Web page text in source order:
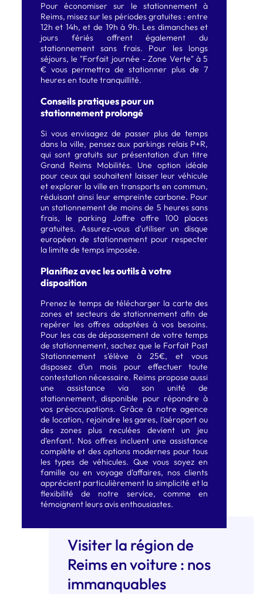
Pour économiser sur le stationnement à
Reims, misez sur les périodes gratuites : entre
12h et 14h, et de 19h à 9h. Les dimanches et
jours fériés offrent également du
stationnement sans frais. Pour les longs
séjours, le "Forfait journée - Zone Verte" à 5
€ vous permettra de stationner plus de 7
heures en toute tranquillité.
Conseils pratiques pour un
stationnement prolongé
Si vous envisagez de passer plus de temps
dans la ville, pensez aux parkings relais P+R,
qui sont gratuits sur présentation d'un titre
Grand Reims Mobilités. Une option idéale
pour ceux qui souhaitent laisser leur véhicule
et explorer la ville en transports en commun,
réduisant ainsi leur empreinte carbone. Pour
un stationnement de moins de 5 heures sans
frais, le parking Joffre offre 100 places
gratuites. Assurez-vous d'utiliser un disque
européen de stationnement pour respecter
la limite de temps imposée.
Planifiez avec les outils à votre
disposition
Prenez le temps de télécharger la carte des
zones et secteurs de stationnement afin de
repérer les offres adaptées à vos besoins.
Pour les cas de dépassement de votre temps
de stationnement, sachez que le Forfait Post
Stationnement s’élève à 25€, et vous
disposez d’un mois pour effectuer toute
contestation nécessaire. Reims propose aussi
une assistance via son unité de
stationnement, disponible pour répondre à
vos préoccupations. Grâce à notre agence
de location, rejoindre les gares, l’aéroport ou
des zones plus reculées devient un jeu
d’enfant. Nos offres incluent une assistance
complète et des options modernes pour tous
les types de véhicules. Que vous soyez en
famille ou en voyage d’affaires, nos clients
apprécient particulièrement la simplicité et la
flexibilité de notre service, comme en
témoignent leurs avis enthousiastes.
Visiter la région de
Reims en voiture : nos
immanquables